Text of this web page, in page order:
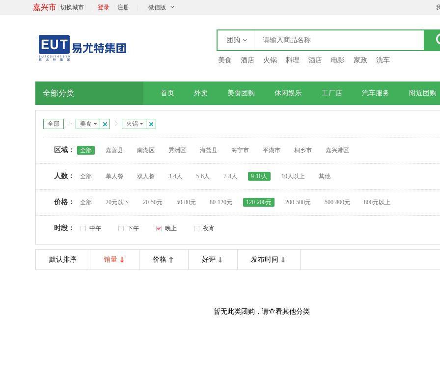
嘉兴市 切换城市 登录 注册 微信版
团购
美食 酒店 火锅 料理 酒店 电影 家政 洗车
全部分类 首页 外卖 美食团购 休闲娱乐 工厂店 汽车服务 附近团购
全部 美食 火锅
区域： 全部 嘉善县 南湖区 秀洲区 海盐县 海宁市 平湖市 桐乡市 嘉兴港区
人数： 全部 单人餐 双人餐 3-4人 5-6人 7-8人 9-10人 10人以上 其他
价格： 全部 20元以下 20-50元 50-80元 80-120元 120-200元 200-500元 500-800元 800元以上
时段： 中午 下午 晚上 夜宵
默认排序 销量 价格 好评 发布时间
暂无此类团购，请查看其他分类